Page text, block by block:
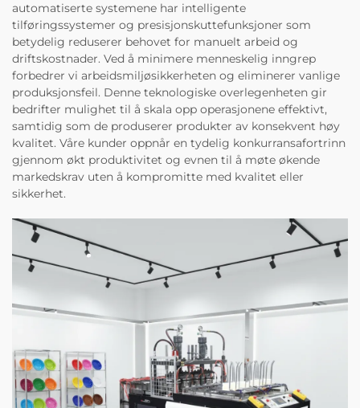
automatiserte systemene har intelligente
tilføringssystemer og presisjonskuttefunksjoner som
betydelig reduserer behovet for manuelt arbeid og
driftskostnader. Ved å minimere menneskelig inngrep
forbedrer vi arbeidsmiljøsikkerheten og eliminerer vanlige
produksjonsfeil. Denne teknologiske overlegenheten gir
bedrifter mulighet til å skala opp operasjonene effektivt,
samtidig som de produserer produkter av konsekvent høy
kvalitet. Våre kunder oppnår en tydelig konkurransafortrinn
gjennom økt produktivitet og evnen til å møte økende
markedskrav uten å kompromitte med kvalitet eller
sikkerhet.